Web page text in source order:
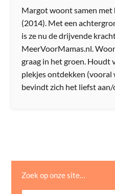
Margot woont samen met
(2014). Met een
is ze nu de drijvende
MeerVoorMamas.nl.
graag in het groen. Houdt
plekjes ontdekken (vooral
bevindt zich het liefst
Zoek op onze site…